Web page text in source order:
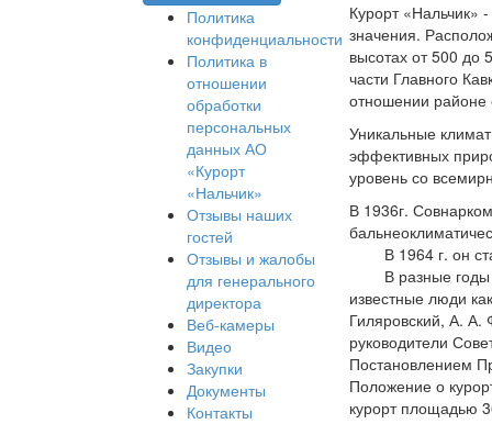
Политика
конфиденциальности
Политика в
отношении
обработки
персональных
данных АО
«Курорт
«Нальчик»
Отзывы наших
гостей
Отзывы и жалобы
для генерального
директора
Веб-камеры
Видео
Закупки
Документы
Контакты
Курорт «Нальчик»
значения.
высотах от 500 до
части Главного
отношении районе
Уникальные
эффективных
уровень со
В 1936г.
В 1964 г. он
В разные годы в
известные люди
Гиляровский, А. А.
руководители
Постановлением
Положение о
курорт площадью